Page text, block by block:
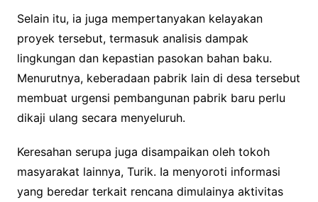
Selain itu, ia juga mempertanyakan kelayakan
proyek tersebut, termasuk analisis dampak
lingkungan dan kepastian pasokan bahan baku.
Menurutnya, keberadaan pabrik lain di desa tersebut
membuat urgensi pembangunan pabrik baru perlu
dikaji ulang secara menyeluruh.
Keresahan serupa juga disampaikan oleh tokoh
masyarakat lainnya, Turik. Ia menyoroti informasi
yang beredar terkait rencana dimulainya aktivitas